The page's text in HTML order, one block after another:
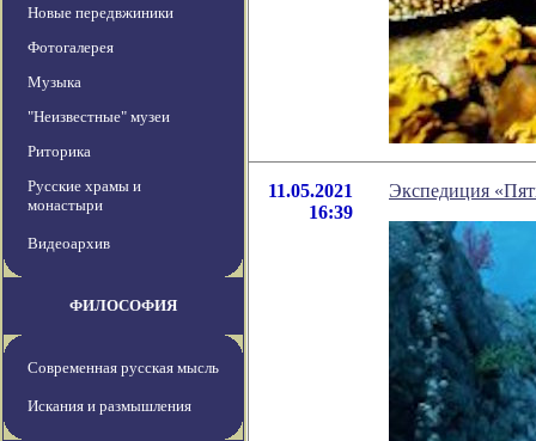
Новые передвжиники
Фотогалерея
Музыка
"Неизвестные" музеи
Риторика
Русские храмы и
монастыри
Видеоархив
ФИЛОСОФИЯ
Современная русская мысль
Искания и размышления
11.05.2021
16:39
Экспедиция